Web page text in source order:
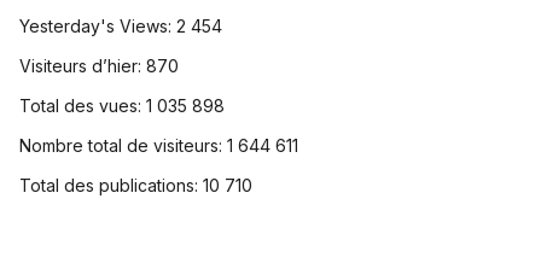
Yesterday's Views: 2 454
Visiteurs d’hier: 870
Total des vues: 1 035 898
Nombre total de visiteurs: 1 644 611
Total des publications: 10 710